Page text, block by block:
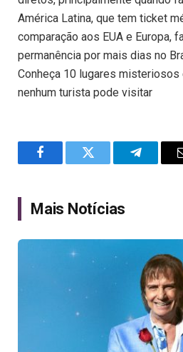
América Latina, que tem ticket
comparação aos EUA e Europa,
permanência por mais dias no
Conheça 10 lugares
nenhum turista pode visitar
FacebookTwitter Telegram
Mais Notícias